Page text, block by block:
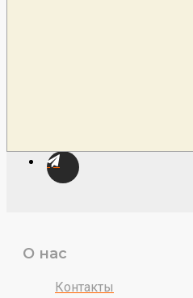
О нас
Контакты